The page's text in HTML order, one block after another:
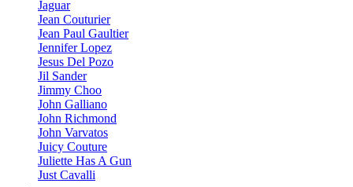
Jaguar
Jean Couturier
Jean Paul Gaultier
Jennifer Lopez
Jesus Del Pozo
Jil Sander
Jimmy Choo
John Galliano
John Richmond
John Varvatos
Juicy Couture
Juliette Has A Gun
Just Cavalli